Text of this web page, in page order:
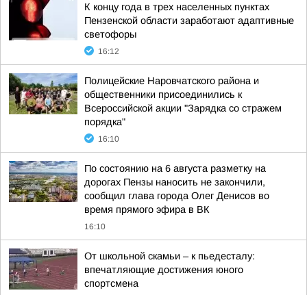
К концу года в трех населенных пунктах
Пензенской области заработают адаптивные
светофоры
16:12
Полицейские Наровчатского района и
общественники присоединились к
Всероссийской акции "Зарядка со стражем
порядка"
16:10
По состоянию на 6 августа разметку на
дорогах Пензы наносить не закончили,
сообщил глава города Олег Денисов во
время прямого эфира в ВК
16:10
От школьной скамьи – к пьедесталу:
впечатляющие достижения юного
спортсмена